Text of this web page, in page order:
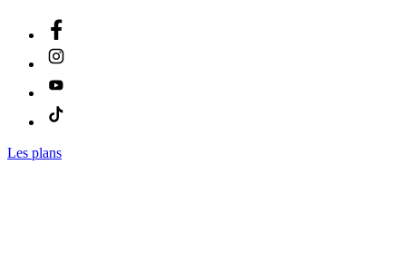
Les plans